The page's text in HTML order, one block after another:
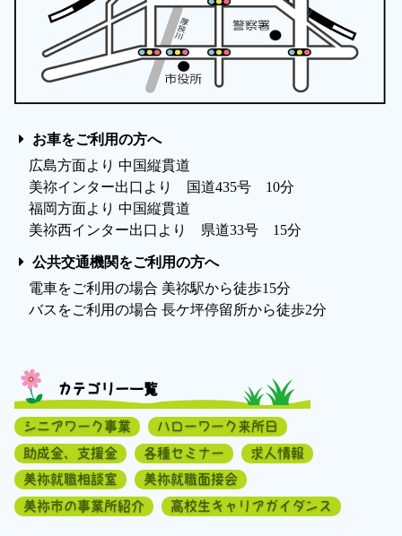
お車をご利用の方へ
広島方面より 中国縦貫道
美祢インター出口より 国道435号 10分
福岡方面より 中国縦貫道
美祢西インター出口より 県道33号 15分
公共交通機関をご利用の方へ
電車をご利用の場合 美祢駅から徒歩15分
バスをご利用の場合 長ケ坪停留所から徒歩2分
カテゴリー一覧
シニアワーク事業
ハローワーク来所日
助成金、支援金
各種セミナー
求人情報
美祢就職相談室
美祢就職面接会
美祢市の事業所紹介
高校生キャリアガイダンス